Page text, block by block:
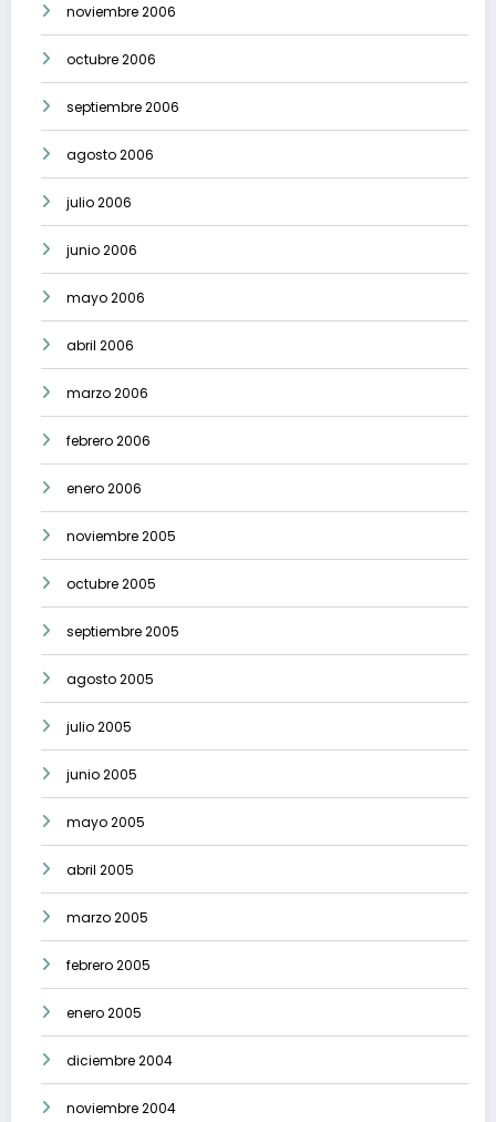
noviembre 2006
octubre 2006
septiembre 2006
agosto 2006
julio 2006
junio 2006
mayo 2006
abril 2006
marzo 2006
febrero 2006
enero 2006
noviembre 2005
octubre 2005
septiembre 2005
agosto 2005
julio 2005
junio 2005
mayo 2005
abril 2005
marzo 2005
febrero 2005
enero 2005
diciembre 2004
noviembre 2004